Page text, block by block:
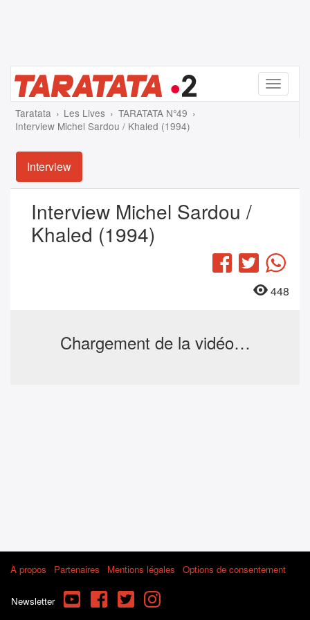
Menu
Taratata Les Lives
TARATATA N°49
Interview Michel Sardou / Khaled (1994)
Interview
Interview Michel Sardou /
Khaled (1994)
Facebook
Twitter
448
Chargement de la vidéo…
À propos Partenaires Mentions légales Options de consentement
Newsletter YouTube FacebookTwitterInstagram